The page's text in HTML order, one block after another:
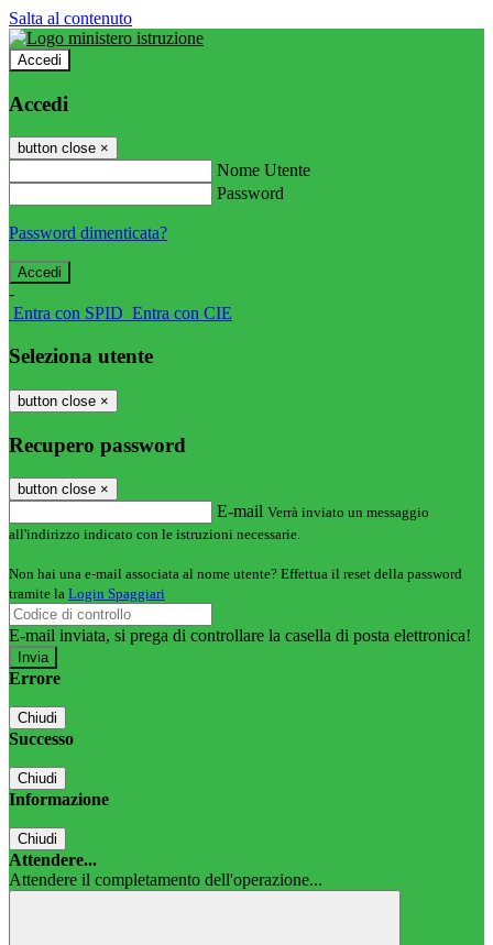
Salta al contenuto
Accedi
Accedi
button close ×
Nome Utente
Password
Password dimenticata?
-
Entra con SPID Entra con CIE
Seleziona utente
button close ×
Recupero password
button close ×
E-mail Verrà inviato un messaggio
all'indirizzo indicato con le istruzioni necessarie.
Non hai una e-mail associata al nome utente? Effettua il reset della password
tramite la Login Spaggiari
E-mail inviata, si prega di controllare la casella di posta elettronica!
Errore
Chiudi
Successo
Chiudi
Informazione
Chiudi
Attendere...
Attendere il completamento dell'operazione...